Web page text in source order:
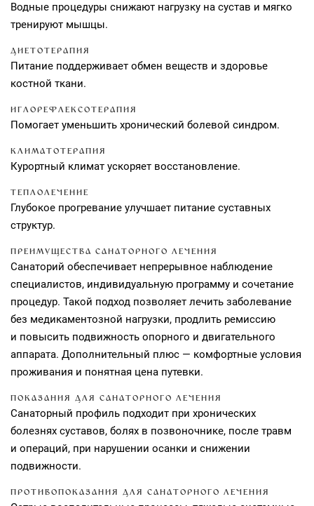
Водные процедуры снижают нагрузку на сустав и мягко
тренируют мышцы.
ДИЕТОТЕРАПИЯ
Питание поддерживает обмен веществ и здоровье
костной ткани.
ИГЛОРЕФЛЕКСОТЕРАПИЯ
Помогает уменьшить хронический болевой синдром.
КЛИМАТОТЕРАПИЯ
Курортный климат ускоряет восстановление.
ТЕПЛОЛЕЧЕНИЕ
Глубокое прогревание улучшает питание суставных
структур.
ПРЕИМУЩЕСТВА САНАТОРНОГО ЛЕЧЕНИЯ
Санаторий обеспечивает непрерывное наблюдение
специалистов, индивидуальную программу и сочетание
процедур. Такой подход позволяет лечить заболевание
без медикаментозной нагрузки, продлить ремиссию
и повысить подвижность опорного и двигательного
аппарата. Дополнительный плюс — комфортные условия
проживания и понятная цена путевки.
ПОКАЗАНИЯ ДЛЯ САНАТОРНОГО ЛЕЧЕНИЯ
Санаторный профиль подходит при хронических
болезнях суставов, болях в позвоночнике, после травм
и операций, при нарушении осанки и снижении
подвижности.
ПРОТИВОПОКАЗАНИЯ ДЛЯ САНАТОРНОГО ЛЕЧЕНИЯ